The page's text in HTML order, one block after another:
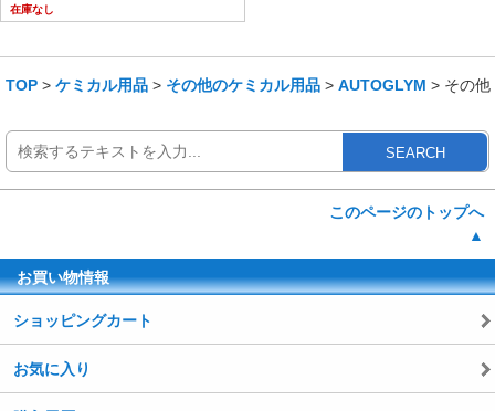
在庫なし
TOP > ケミカル用品 > その他のケミカル用品 > AUTOGLYM > その他
SEARCH
このページのトップへ
▲
お買い物情報
ショッピングカート
お気に入り